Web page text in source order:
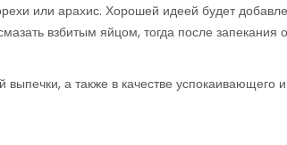
или арахис. Хорошей идеей будет
взбитым яйцом, тогда после
а также в качестве успокаивающего и